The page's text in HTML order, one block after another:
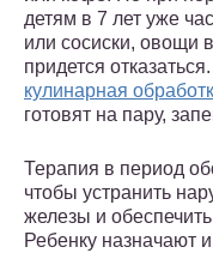
детям в 7 лет уже
или сосиски, овощи
придется
кулинарная
готовят на пару,
Терапия в период
чтобы устранить
железы и
Ребенку назначают